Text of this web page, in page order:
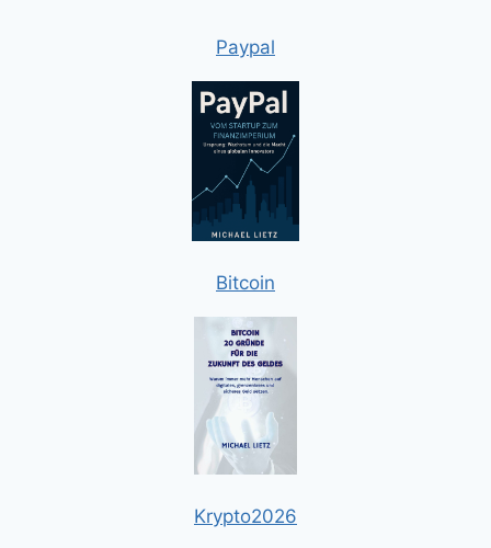
Paypal
Bitcoin
Krypto2026